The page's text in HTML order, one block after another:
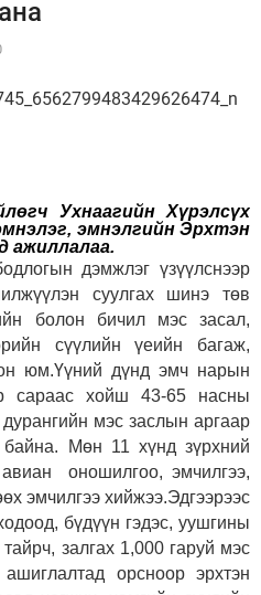
Ухнаагийн Хүрэлсүх
эмнэлгийн Эрхтэн
ажиллалаа.
дэмжлэг үзүүлснээр
суулгах шинэ төв
болон бичил мэс засал,
сүүлийн үеийн багаж,
юм.Үүний дүнд эмч нарын
сараас хойш 43-65 насны
мэс заслын аргаар
байна. Мөн 11 хүнд зүрхний
авиан оношилгоо, эмчилгээ,
эмчилгээ хийжээ.Эдгээрээс
бүдүүн гэдэс, уушгины
залгах 1,000 гаруй мэс
орсноор эрхтэн